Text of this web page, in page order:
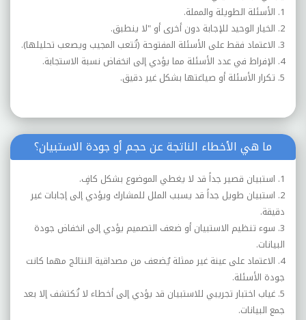
1. الأسئلة الطويلة والمملة.
2. الخيار الوحيد للإجابة دون أخرى أو "لا ينطبق.
3. الاعتماد فقط على الأسئلة المفتوحة (تُتعب المجيب ويصعب تحليلها).
4. الإفراط في عدد الأسئلة مما يؤدي إلى انخفاض نسبة الاستجابة.
5. تكرار الأسئلة أو صياغتها بشكل غير دقيق.
ما هي الأخطاء الناتجة عن حجم أو جودة الاستبيان؟
1. استبيان قصير جداً قد لا يغطي الموضوع بشكل كافٍ.
2. استبيان طويل جداً قد يسبب الملل للمشارك ويؤدي إلى إجابات غير
دقيقة.
3. سوء تنظيم الاستبيان أو ضعف التصميم يؤدي إلى انخفاض جودة
البيانات.
4. الاعتماد على عينة غير ممثلة يُضعف من مصداقية النتائج مهما كانت
جودة الأسئلة.
5. غياب اختبار تجريبي للاستبيان قد يؤدي إلى أخطاء لا تُكتشف إلا بعد
جمع البيانات.